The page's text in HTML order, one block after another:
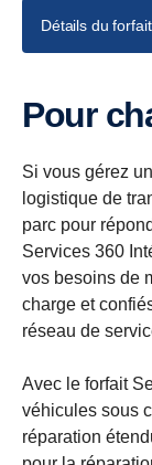
Détails du
Pour
Si vous gérez
logistique de
parc pour
Services 360
vos besoins de
charge et
réseau de
Avec le forfait
véhicules sous
réparation